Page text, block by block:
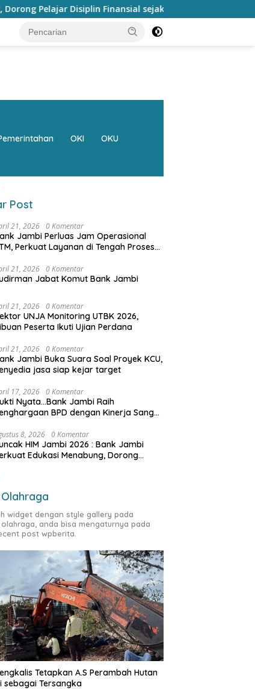
Finansial sejak dini Bank Jambi Raih
OKI OKU
Post
21, 2026 0 Komentar
Jambi Perluas Jam Operasional
Perkuat Layanan di Tengah Proses
21, 2026 0 Komentar
Jabat Komut Bank Jambi
21, 2026 0 Komentar
UNJA Monitoring UTBK 2026,
Peserta Ikuti Ujian Perdana
21, 2026 0 Komentar
Jambi Buka Suara Soal Proyek KCU,
jasa siap kejar target
17, 2026 0 Komentar
Nyata…Bank Jambi Raih
BPD dengan Kinerja Sangat
8, 2026 0 Komentar
HIM Jambi 2026 : Bank Jambi
Edukasi Menabung, Dorong
widget dengan style gallery pada
anda bisa mengaturnya pada
post wpberita.
Tetapkan A.S Perambah Hutan
sebagai Tersangka